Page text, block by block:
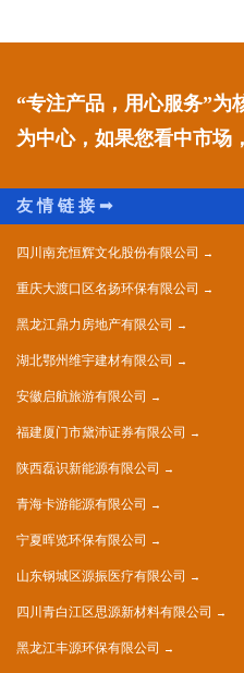
“专注产品，用心服务”为
为中心，如果您看中市场
四川南充恒辉文化股份有限公司
重庆大渡口区名扬环保有限公司
黑龙江鼎力房地产有限公司
湖北鄂州维宇建材有限公司
安徽启航旅游有限公司
福建厦门市黛沛证券有限公司
陕西磊识新能源有限公司
青海卡游能源有限公司
宁夏晖览环保有限公司
山东钢城区源振医疗有限公司
四川青白江区思源新材料有限公司
黑龙江丰源环保有限公司